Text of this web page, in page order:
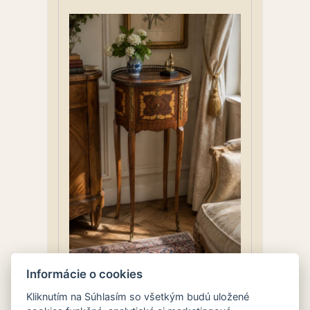
Intarzovaný stolík / kvetinový
Informácie o cookies
Kliknutím na Súhlasím so všetkým budú uložené